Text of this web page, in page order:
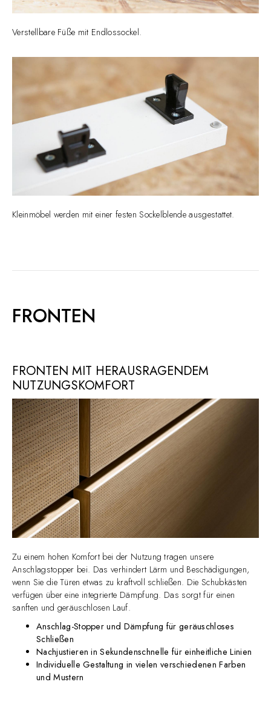
Verstellbare Füße mit Endlossockel.
Kleinmöbel werden mit einer festen Sockelblende ausgestattet.
FRONTEN
FRONTEN MIT HERAUSRAGENDEM
NUTZUNGSKOMFORT
Zu einem hohen Komfort bei der Nutzung tragen unsere
Anschlagstopper bei. Das verhindert Lärm und Beschädigungen,
wenn Sie die Türen etwas zu kraftvoll schließen. Die Schubkästen
verfügen über eine integrierte Dämpfung. Das sorgt für einen
sanften und geräuschlosen Lauf.
Anschlag-Stopper und Dämpfung für geräuschloses
Schließen
Nachjustieren in Sekundenschnelle für einheitliche Linien
Individuelle Gestaltung in vielen verschiedenen Farben
und Mustern